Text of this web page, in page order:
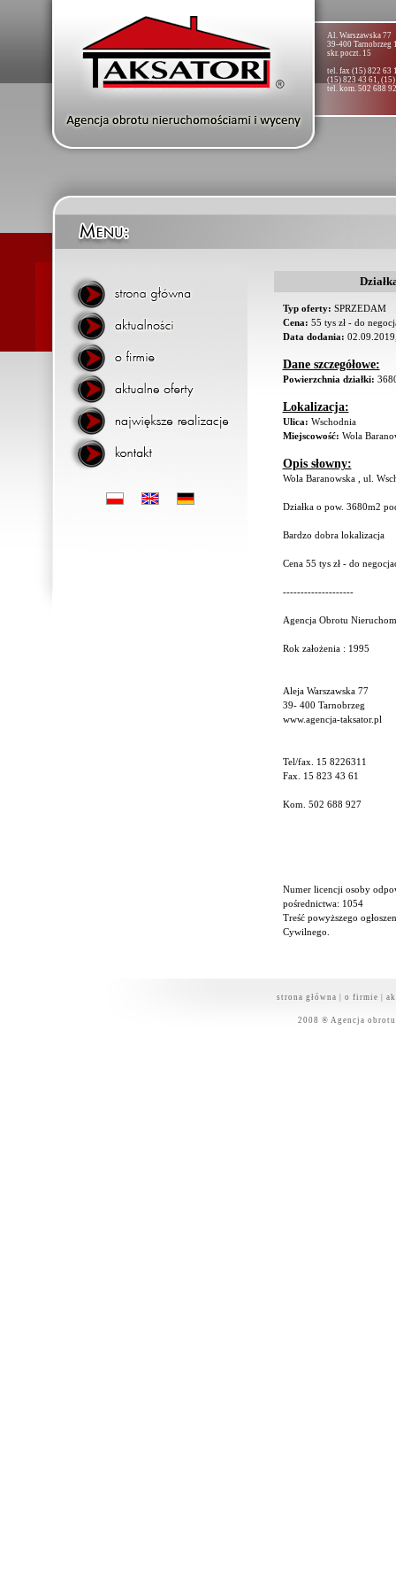
Al. Warszawska 77
39-400 Tarnobrzeg
skr. poczt. 15
tel. fax (15) 822 63
(15) 823 43 61,
tel. kom. 502 688
Typ oferty: SPRZEDAM
Cena: 55 tys zł - do
Data dodania:
Dane szczegółowe:
Powierzchnia działki:
Lokalizacja:
Ulica: Wschodnia
Miejscowość: Wola
Opis słowny:
Wola Baranowska , ul.
Działka o pow. 3680m2
Bardzo dobra lokalizacja
Cena 55 tys zł - do
--------------------
Agencja Obrotu
Rok założenia : 1995
Aleja Warszawska 77
39- 400 Tarnobrzeg
www.agencja-taksator.pl
Tel/fax. 15 8226311
Fax. 15 823 43 61
Kom. 502 688 927
Numer licencji osoby
pośrednictwa: 1054
Treść powyższego
Cywilnego.
strona główna o firmie
2008 ® Agencja